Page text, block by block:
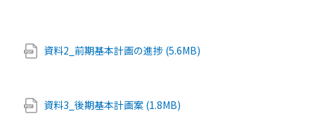
資料2_前期基本計画の進捗 (5.6MB)
資料3_後期基本計画案 (1.8MB)